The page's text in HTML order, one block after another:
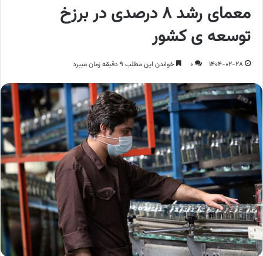
معمای رشد ۸ درصدی در برزخ
توسعه ی کشور
1404-02-28
0 خواندن این مطلب 9 دقیقه زمان میبرد